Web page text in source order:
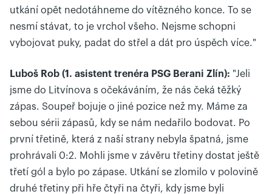
utkání opět nedotáhneme do vítězného konce. To se
nesmí stávat, to je vrchol všeho. Nejsme schopni
vybojovat puky, padat do střel a dát pro úspěch více."
Luboš Rob (1. asistent trenéra PSG Berani Zlín): "Jeli
jsme do Litvínova s očekáváním, že nás čeká těžký
zápas. Soupeř bojuje o jiné pozice než my. Máme za
sebou sérii zápasů, kdy se nám nedařilo bodovat. Po
první třetině, která z naší strany nebyla špatná, jsme
prohrávali 0:2. Mohli jsme v závěru třetiny dostat ještě
třetí gól a bylo po zápase. Utkání se zlomilo v polovině
druhé třetiny při hře čtyři na čtyři, kdy jsme byli